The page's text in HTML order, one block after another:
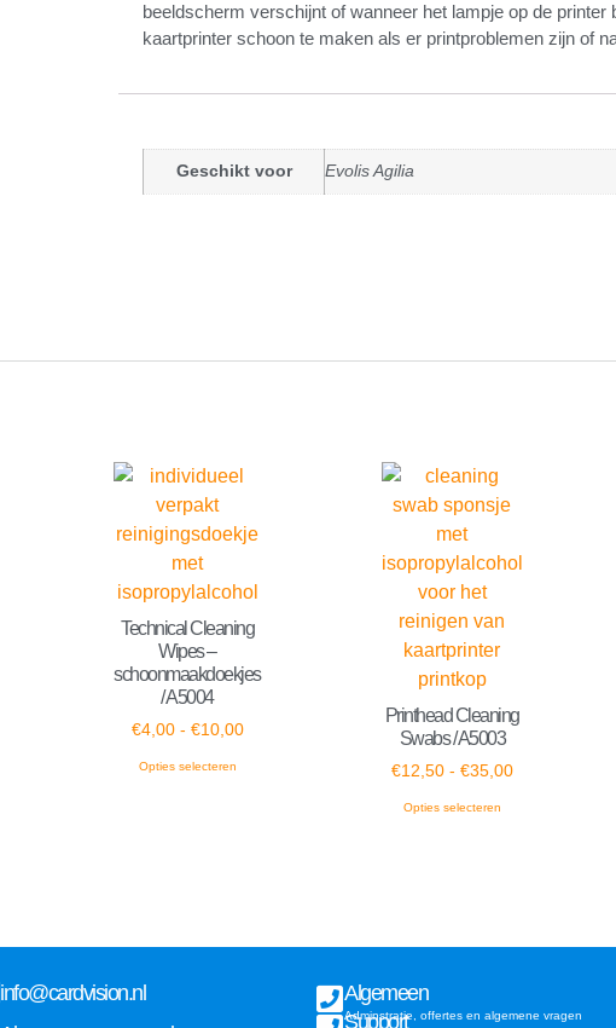
beeldscherm verschijnt of wanneer het lampje op de
kaartprinter schoon te maken als er printproblemen zijn of
Geschikt voor Evolis Agilia
Technical Cleaning
Wipes –
schoonmaakdoekjes
/ A5004
€4,00 - €10,00
Opties selecteren
Printhead Cleaning
Swabs / A5003
€12,50 - €35,00
Opties selecteren
info@cardvision.nl
Algemeen
Adminstratie, offertes en algemene vragen
Support